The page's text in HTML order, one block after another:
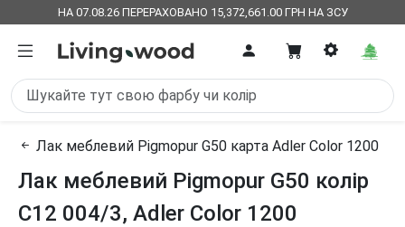
НА 07.08.26 ПЕРЕРАХОВАНО 15,372,661.00 ГРН НА ЗСУ
Лак меблевий Pigmopur G50 карта Adler Color 1200
Лак меблевий Pigmopur G50 колір
C12 004/3, Adler Color 1200